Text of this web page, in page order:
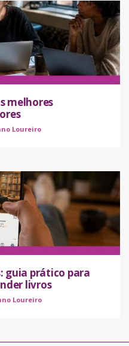
melhores
Loureiro
guia prático para
livros
Loureiro